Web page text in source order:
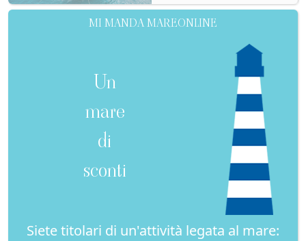
MI MANDA MAREONLINE
Un
mare
di
sconti
Siete titolari di un'attività legata al mare: